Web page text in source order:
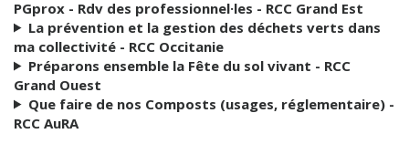
PGprox - Rdv des professionnel·les - RCC Grand Est
La prévention et la gestion des déchets verts dans
ma collectivité - RCC Occitanie
Préparons ensemble la Fête du sol vivant - RCC
Grand Ouest
Que faire de nos Composts (usages, réglementaire) -
RCC AuRA